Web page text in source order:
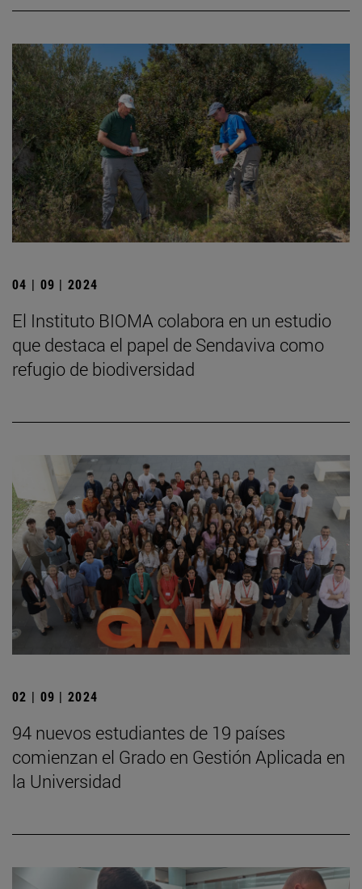
04 | 09 | 2024
El Instituto BIOMA colabora en un estudio
que destaca el papel de Sendaviva como
refugio de biodiversidad
02 | 09 | 2024
94 nuevos estudiantes de 19 países
comienzan el Grado en Gestión Aplicada en
la Universidad